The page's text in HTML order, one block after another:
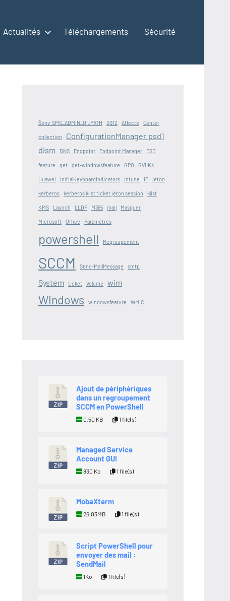
Actualités Téléchargements Sécurité
$env:SMS_ADMIN_UI_PATH 2012 Affecté Center
collection
ConfigurationManager.psd1
dism
DNS Endpoint Endpoint Manager ESD
feature get get-windowsfeature GPO GVLKs
Huawei InitialKeyboardIndicators Intune IP jeton
kerberos kerberos klist ticket jeton session klist
KMS Launch LLDP M365 mail Masquer
Microsoft Office Paramètres
powershell Regroupement
SCCM Send-MailMessage smtp
System ticket Volume wim
Windows windowsfeature WMIC
Ajout de périphériques
dans un regroupement
SCCM en PowerShell
0.50 KB 1 file(s)
Managed Service
Account GUI
830 Ko 1 file(s)
MobaXterm
26.03MB 1 file(s)
Script PowerShell pour
envoyer des mail :
SendMail
1Ko 1 file(s)